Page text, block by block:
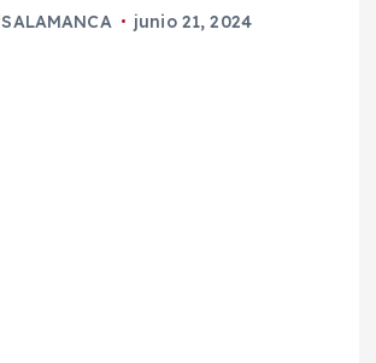
SALAMANCA junio 21, 2024